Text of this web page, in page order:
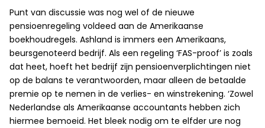
Punt van discussie was nog wel of de nieuwe
pensioenregeling voldeed aan de Amerikaanse
boekhoudregels. Ashland is immers een Amerikaans,
beursgenoteerd bedrijf. Als een regeling ‘FAS-proof’ is zoals
dat heet, hoeft het bedrijf zijn pensioenverplichtingen niet
op de balans te verantwoorden, maar alleen de betaalde
premie op te nemen in de verlies- en winstrekening. ‘Zowel
Nederlandse als Amerikaanse accountants hebben zich
hiermee bemoeid. Het bleek nodig om te elfder ure nog